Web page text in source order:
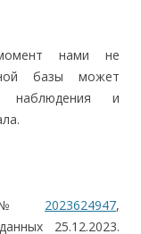
нами не
базы может
наблюдения и
№ 2023624947,
25.12.2023.